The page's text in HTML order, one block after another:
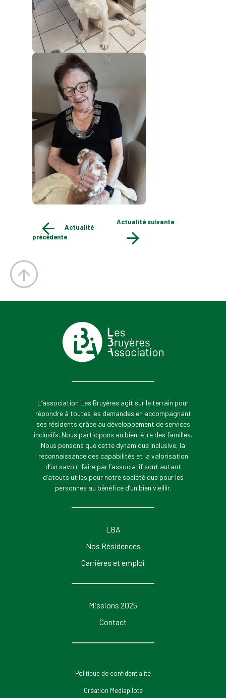
Actualité
précédente
Actualité suivante
L’association Les Bruyères agit sur le terrain pour
répondre à toutes les demandes en accompagnant
ses résidents grâce au développement de services
inclusifs. Nous participons au bien-être des familles.
Nous pensons que cette dynamique inclusive, la
reconnaissance des capabilités et la valorisation
d’un savoir-faire par l’associatif sont autant
d’atouts utiles pour notre société que pour les
personnes au bénéfice d’un bien vieillir.
LBA
Nos Résidences
Carrières et emploi
Missions 2025
Contact
Politique de confidentialité
Création Mediapilote